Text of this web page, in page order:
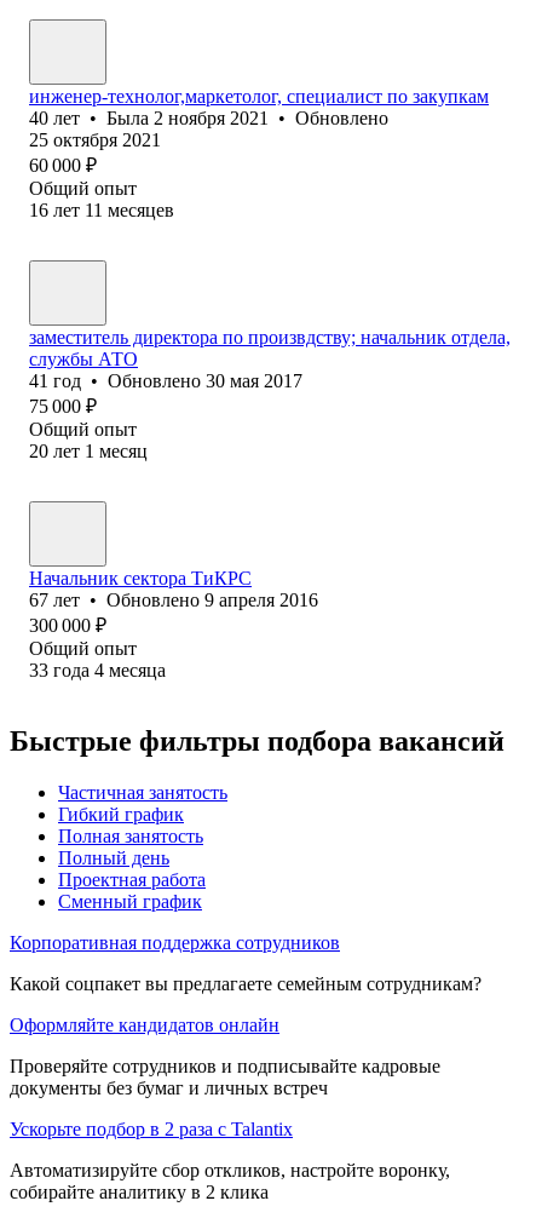
инженер-технолог,маркетолог, специалист по закупкам
40 лет • Была 2 ноября 2021 • Обновлено
25 октября 2021
60 000 ₽
Общий опыт
16 лет 11 месяцев
заместитель директора по произвдству; начальник отдела,
службы АТО
41 год • Обновлено 30 мая 2017
75 000 ₽
Общий опыт
20 лет 1 месяц
Начальник сектора ТиКРС
67 лет • Обновлено 9 апреля 2016
300 000 ₽
Общий опыт
33 года 4 месяца
Быстрые фильтры подбора вакансий
Частичная занятость
Гибкий график
Полная занятость
Полный день
Проектная работа
Сменный график
Корпоративная поддержка сотрудников
Какой соцпакет вы предлагаете семейным сотрудникам?
Оформляйте кандидатов онлайн
Проверяйте сотрудников и подписывайте кадровые
документы без бумаг и личных встреч
Ускорьте подбор в 2 раза с Talantix
Автоматизируйте сбор откликов, настройте воронку,
собирайте аналитику в 2 клика